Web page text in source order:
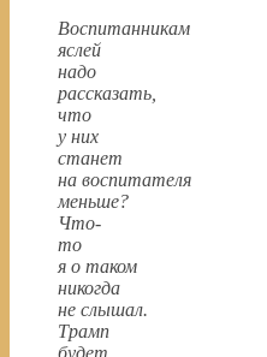
Воспитанникам
яслей
надо
рассказать,
что
у них
станет
на воспитателя
меньше?
Что-
то
я о таком
никогда
не слышал.
Трамп